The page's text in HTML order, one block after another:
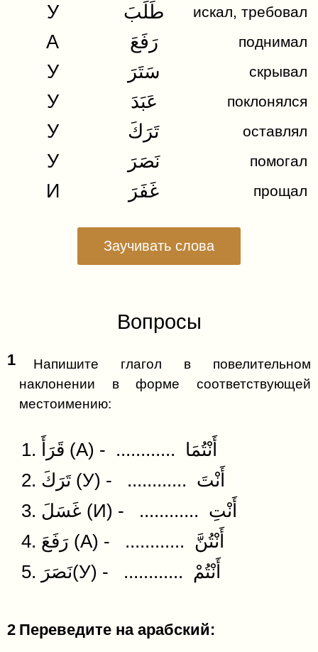
У
طَلَبَ искал, требовал
A رَفَعَ поднимал
У سَتَرَ скрывал
У عَبَدَ поклонялся
У تَرَكَ оставлял
У نَصَرَ помогал
И غَفَرَ прощал
Заучивать слова
Вопросы
1
Напишите глагол в повелительном
наклонении в форме соответствующей
местоимению:
2 Переведите на арабский: